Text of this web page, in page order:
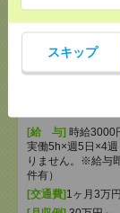
スキップ
町田駅か
【在宅勤務
し▼新日本
[給 与] 時給
実働5h×週5日×4
りません。※給与
件有）
[交通費] 1ヶ月3万